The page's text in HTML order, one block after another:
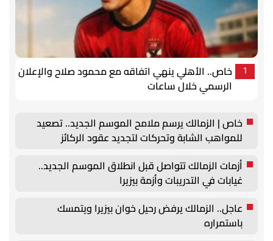
1
خاص.. الأهلي ينهي اتفاقه مع محمود صلاح والإعلان
الرسمي خلال ساعات
خاص | الزمالك يرسم ملامح الموسم الجديد.. تصعيد
للمواهب الشابة وتحركات لتجديد عقود الركائز
أزمات الزمالك تتواصل قبل انطلاق الموسم الجديد..
غيابات في التدريبات وأزمة بيزيرا
عاجل.. الزمالك يرفض رحيل خوان بيزيرا ويتمسك
باستمراره